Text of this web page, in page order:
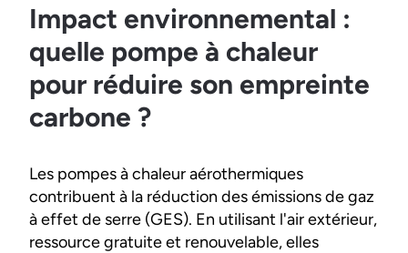
Impact environnemental :
quelle pompe à chaleur
pour réduire son empreinte
carbone ?
Les pompes à chaleur aérothermiques
contribuent à la réduction des émissions de gaz
à effet de serre (GES). En utilisant l'air extérieur,
ressource gratuite et renouvelable, elles